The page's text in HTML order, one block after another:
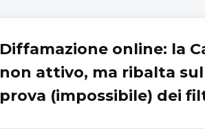
Diffamazione online: la
non attivo, ma ribalta sul
prova (impossibile) dei